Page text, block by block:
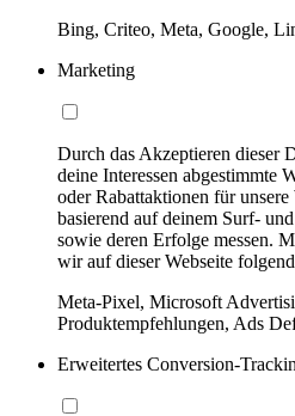
Bing, Criteo, Meta, Google,
Marketing
Durch das Akzeptieren dieser
deine Interessen abgestimmte
oder Rabattaktionen für
basierend auf deinem Surf-
sowie deren Erfolge messen.
wir auf dieser Webseite
Meta-Pixel, Microsoft
Produktempfehlungen, Ads
Erweitertes Conversion-